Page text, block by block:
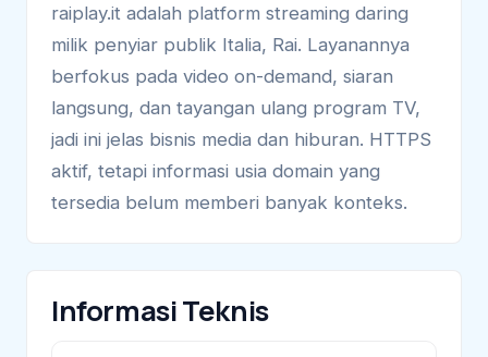
raiplay.it adalah platform streaming daring
milik penyiar publik Italia, Rai. Layanannya
berfokus pada video on-demand, siaran
langsung, dan tayangan ulang program TV,
jadi ini jelas bisnis media dan hiburan. HTTPS
aktif, tetapi informasi usia domain yang
tersedia belum memberi banyak konteks.
Informasi Teknis